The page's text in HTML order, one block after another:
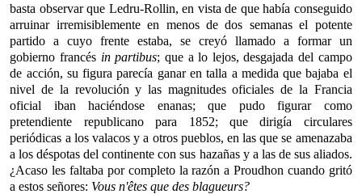
basta observar que Ledru-Rollin, en vista de que había conseguido
arruinar irremisiblemente en menos de dos semanas el potente
partido a cuyo frente estaba, se creyó llamado a formar un
gobierno francés in partibus; que a lo lejos, desgajada del campo
de acción, su figura parecía ganar en talla a medida que bajaba el
nivel de la revolución y las magnitudes oficiales de la Francia
oficial iban haciéndose enanas; que pudo figurar como
pretendiente republicano para 1852; que dirigía circulares
periódicas a los valacos y a otros pueblos, en las que se amenazaba
a los déspotas del continente con sus hazañas y a las de sus aliados.
¿Acaso les faltaba por completo la razón a Proudhon cuando gritó
a estos señores: Vous n'êtes que des blagueurs?